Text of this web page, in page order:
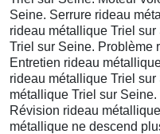
Seine. Serrure rideau
rideau métallique Triel
Triel sur Seine. Problème
Entretien rideau
rideau métallique Triel
métallique Triel sur
Révision rideau
métallique ne descend